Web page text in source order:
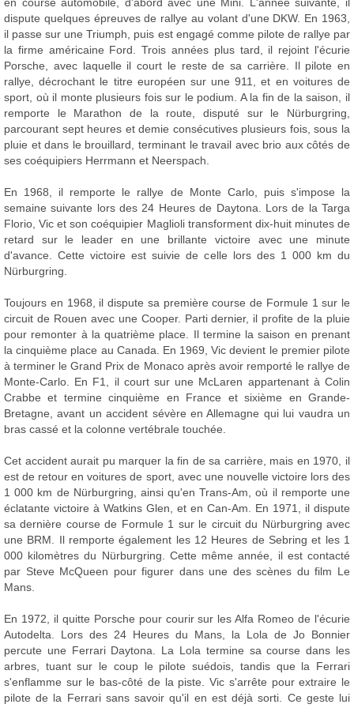
dispute quelques épreuves de rallye au volant d'une DKW. En 1963,
il passe sur une Triumph, puis est engagé comme pilote de rallye par
la firme américaine Ford. Trois années plus tard, il rejoint l'écurie
Porsche, avec laquelle il court le reste de sa carrière. Il pilote en
rallye, décrochant le titre européen sur une 911, et en voitures de
sport, où il monte plusieurs fois sur le podium. A la fin de la saison, il
remporte le Marathon de la route, disputé sur le Nürburgring,
parcourant sept heures et demie consécutives plusieurs fois, sous la
pluie et dans le brouillard, terminant le travail avec brio aux côtés de
ses coéquipiers Herrmann et Neerspach.
En 1968, il remporte le rallye de Monte Carlo, puis s'impose la
semaine suivante lors des 24 Heures de Daytona. Lors de la Targa
Florio, Vic et son coéquipier Maglioli transforment dix-huit minutes de
retard sur le leader en une brillante victoire avec une minute
d'avance. Cette victoire est suivie de celle lors des 1 000 km du
Nürburgring.
Toujours en 1968, il dispute sa première course de Formule 1 sur le
circuit de Rouen avec une Cooper. Parti dernier, il profite de la pluie
pour remonter à la quatrième place. Il termine la saison en prenant
la cinquième place au Canada. En 1969, Vic devient le premier pilote
à terminer le Grand Prix de Monaco après avoir remporté le rallye de
Monte-Carlo. En F1, il court sur une McLaren appartenant à Colin
Crabbe et termine cinquième en France et sixième en Grande-
Bretagne, avant un accident sévère en Allemagne qui lui vaudra un
bras cassé et la colonne vertébrale touchée.
Cet accident aurait pu marquer la fin de sa carrière, mais en 1970, il
est de retour en voitures de sport, avec une nouvelle victoire lors des
1 000 km de Nürburgring, ainsi qu'en Trans-Am, où il remporte une
éclatante victoire à Watkins Glen, et en Can-Am. En 1971, il dispute
sa dernière course de Formule 1 sur le circuit du Nürburgring avec
une BRM. Il remporte également les 12 Heures de Sebring et les 1
000 kilomètres du Nürburgring. Cette même année, il est contacté
par Steve McQueen pour figurer dans une des scènes du film Le
Mans.
En 1972, il quitte Porsche pour courir sur les Alfa Romeo de l'écurie
Autodelta. Lors des 24 Heures du Mans, la Lola de Jo Bonnier
percute une Ferrari Daytona. La Lola termine sa course dans les
arbres, tuant sur le coup le pilote suédois, tandis que la Ferrari
s'enflamme sur le bas-côté de la piste. Vic s'arrête pour extraire le
pilote de la Ferrari sans savoir qu'il en est déjà sorti. Ce geste lui